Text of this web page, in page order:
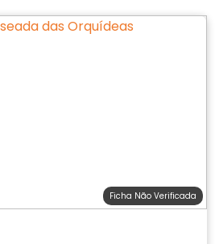
Ficha Não Verificada